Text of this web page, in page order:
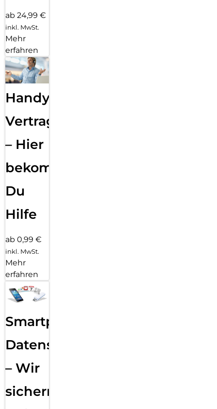
ab 24,99 €
inkl. MwSt.
Mehr
erfahren
Handy
Vertragsabwicklung
– Hier
bekommst
Du
Hilfe
ab 0,99 €
inkl. MwSt.
Mehr
erfahren
Smartphone
Datensicherung
– Wir
sichern